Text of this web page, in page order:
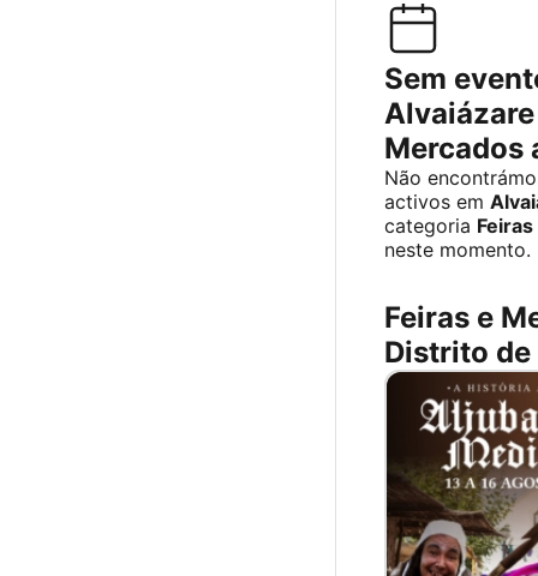
Sem
Alvaiázare
Mercados
Não
activos em
categoria
neste momento.
Feiras e
Distrito de